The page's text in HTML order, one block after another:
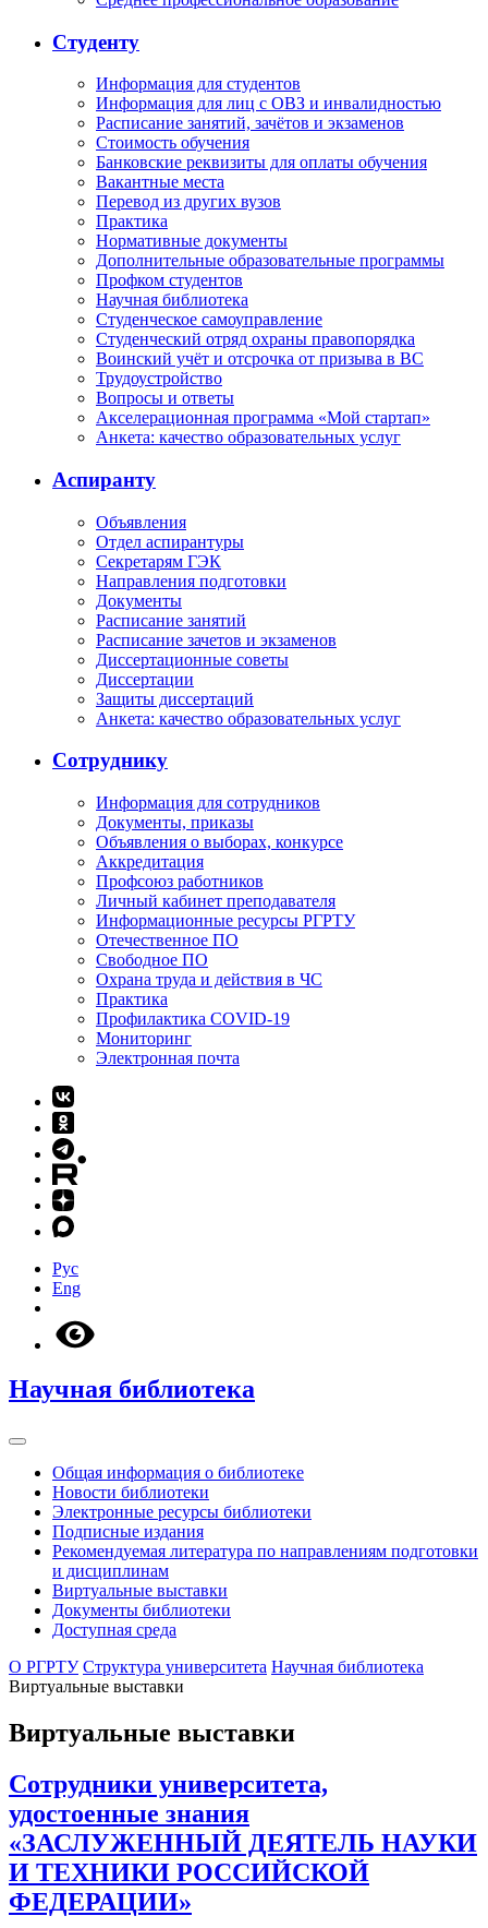
Студенту
Информация для студентов
Информация для лиц с ОВЗ и инвалидностью
Расписание занятий, зачётов и экзаменов
Стоимость обучения
Банковские реквизиты для оплаты обучения
Вакантные места
Перевод из других вузов
Практика
Нормативные документы
Дополнительные образовательные программы
Профком студентов
Научная библиотека
Студенческое самоуправление
Студенческий отряд охраны правопорядка
Воинский учёт и отсрочка от призыва в ВС
Трудоустройство
Вопросы и ответы
Акселерационная программа «Мой стартап»
Анкета: качество образовательных услуг
Аспиранту
Объявления
Отдел аспирантуры
Секретарям ГЭК
Направления подготовки
Документы
Расписание занятий
Расписание зачетов и экзаменов
Диссертационные советы
Диссертации
Защиты диссертаций
Анкета: качество образовательных услуг
Сотруднику
Информация для сотрудников
Документы, приказы
Объявления о выборах, конкурсе
Аккредитация
Профсоюз работников
Личный кабинет преподавателя
Информационные ресурсы РГРТУ
Отечественное ПО
Свободное ПО
Охрана труда и действия в ЧС
Практика
Профилактика COVID-19
Мониторинг
Электронная почта
Рус
Eng
Научная библиотека
Общая информация о библиотеке
Новости библиотеки
Электронные ресурсы библиотеки
Подписные издания
Рекомендуемая литература по направлениям подготовки
и дисциплинам
Виртуальные выставки
Документы библиотеки
Доступная среда
О РГРТУ Структура университета Научная библиотека
Виртуальные выставки
Виртуальные выставки
Сотрудники университета,
удостоенные знания
«ЗАСЛУЖЕННЫЙ ДЕЯТЕЛЬ НАУКИ
И ТЕХНИКИ РОССИЙСКОЙ
ФЕДЕРАЦИИ»